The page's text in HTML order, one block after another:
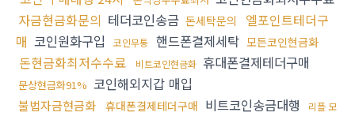
자금현금화문의 테더코인송금 돈세탁문의
엘포인트테더구
매 코인원화구입 코인무통 핸드폰결제세탁 모든코인현금화
돈현금화최저수수료 비트코인현금화 휴대폰결제테더구매
문상현금화91% 코인해외지갑 매입
불법자금현금화 휴대폰결제테더구매 비트코인송금대행
리플 모